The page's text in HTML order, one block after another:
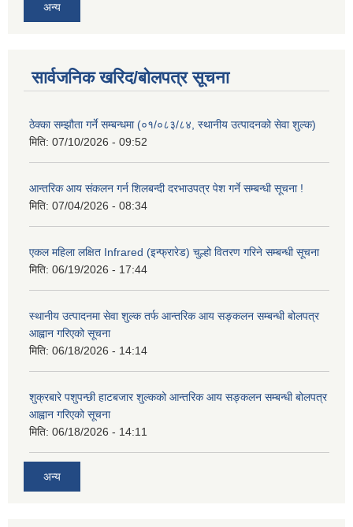
अन्य
सार्वजनिक खरिद/बोलपत्र सूचना
ठेक्का सम्झौता गर्ने सम्बन्धमा (०१/०८३/८४, स्थानीय उत्पादनको सेवा शुल्क)
मिति: 07/10/2026 - 09:52
आन्तरिक आय संकलन गर्न शिलबन्दी दरभाउपत्र पेश गर्ने सम्बन्धी सूचना !
मिति: 07/04/2026 - 08:34
एकल महिला लक्षित Infrared (इन्फ्रारेड) चुल्हो वितरण गरिने सम्बन्धी सूचना
मिति: 06/19/2026 - 17:44
स्थानीय उत्पादनमा सेवा शुल्क तर्फ आन्तरिक आय सङ्कलन सम्बन्धी बोलपत्र
आह्वान गरिएको सूचना
मिति: 06/18/2026 - 14:14
शुक्रबारे पशुपन्छी हाटबजार शुल्कको आन्तरिक आय सङ्कलन सम्बन्धी बोलपत्र
आह्वान गरिएको सूचना
मिति: 06/18/2026 - 14:11
अन्य